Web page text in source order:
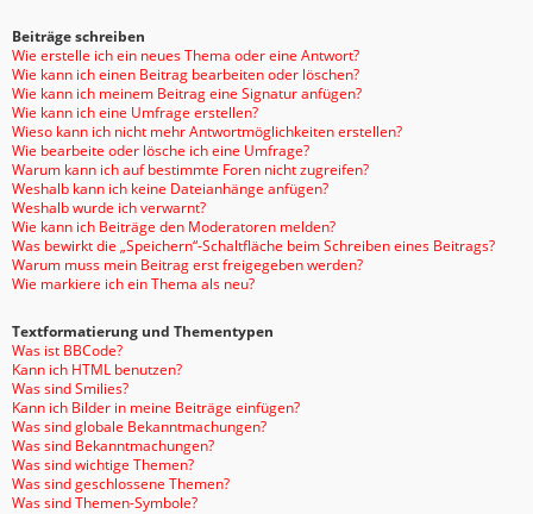
Beiträge schreiben
Wie erstelle ich ein neues Thema oder eine Antwort?
Wie kann ich einen Beitrag bearbeiten oder löschen?
Wie kann ich meinem Beitrag eine Signatur anfügen?
Wie kann ich eine Umfrage erstellen?
Wieso kann ich nicht mehr Antwortmöglichkeiten erstellen?
Wie bearbeite oder lösche ich eine Umfrage?
Warum kann ich auf bestimmte Foren nicht zugreifen?
Weshalb kann ich keine Dateianhänge anfügen?
Weshalb wurde ich verwarnt?
Wie kann ich Beiträge den Moderatoren melden?
Was bewirkt die „Speichern“-Schaltfläche beim Schreiben eines Beitrags?
Warum muss mein Beitrag erst freigegeben werden?
Wie markiere ich ein Thema als neu?
Textformatierung und Thementypen
Was ist BBCode?
Kann ich HTML benutzen?
Was sind Smilies?
Kann ich Bilder in meine Beiträge einfügen?
Was sind globale Bekanntmachungen?
Was sind Bekanntmachungen?
Was sind wichtige Themen?
Was sind geschlossene Themen?
Was sind Themen-Symbole?